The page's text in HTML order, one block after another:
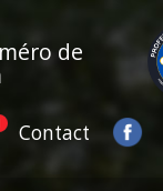
de
Contact